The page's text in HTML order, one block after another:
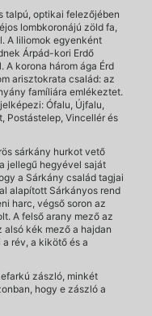
talpú, optikai felezőjében
lombkoronájú zöld fa,
A liliomok egyenként
Árpád-kori Erdő
A korona három ága Érd
arisztokrata család: az
famíliára emlékeztet.
Ófalu, Újfalu,
Postástelep, Vincellér és
sárkány hurkot vető
jellegű hegyével saját
a Sárkány család tagjai
alapított Sárkányos rend
harc, végső soron az
A felső arany mező az
kék mező a hajdan
rév, a kikötő és a
zászló, minkét
hogy e zászló a